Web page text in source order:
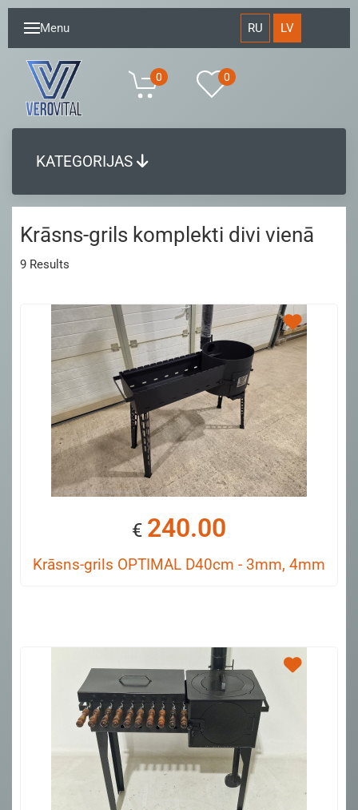
Menu RU LV
0 0
KATEGORIJAS
Krāsns-grils komplekti divi vienā
9 Results
€ 240.00
Krāsns-grils OPTIMAL D40cm - 3mm, 4mm